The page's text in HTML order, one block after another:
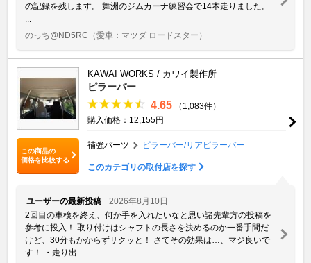
の記録を残します。 舞洲のジムカーナ練習会で14本走りました。
のっち@ND5RC （愛車：マツダ ロードスター）
この商品の
価格を比較する
KAWAI WORKS / カワイ製作所
ピラーバー
4.65
（1,083件）
購入価格：12,155円
補強パーツ ピラーバー/リアピラーバー
このカテゴリの取付店を探す
ユーザーの最新投稿
2026年8月10日
2回目の車検を終え、何か手を入れたいなと思い諸先輩方の投稿を
参考に投入！ 取り付けはシャフトの長さを決めるのか一番手間だ
けど、30分もかからずサクッと！ さてその効果は…、マジ良いで
す！ ・走り出 ...